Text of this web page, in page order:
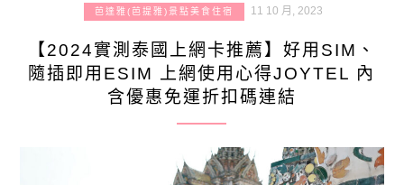
芭達雅(芭提雅)景點美食住宿 11 10 月, 2023
【2024實測泰國上網卡推薦】好用SIM、
隨插即用ESIM 上網使用心得JOYTEL 內
含優惠免運折扣碼連結